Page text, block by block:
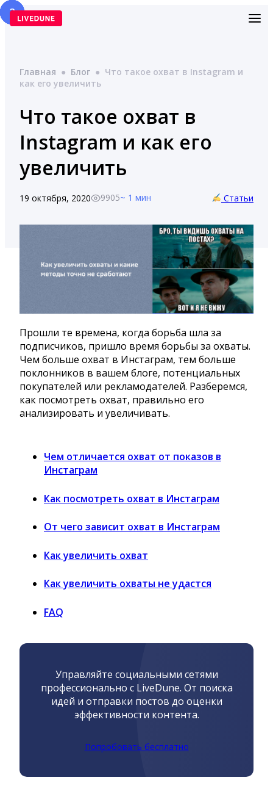
Перейти
к
Главная ● Блог ● Что такое охват в Instagram и
как его увеличить
Что такое охват в
Instagram и как его
увеличить
19 октября, 2020 9905~ 1 мин Статьи
Прошли те времена, когда борьба шла за
подписчиков, пришло время борьбы за охваты.
Чем больше охват в Инстаграм, тем больше
поклонников в вашем блоге, потенциальных
покупателей или рекламодателей. Разберемся,
как посмотреть охват, правильно его
анализировать и увеличивать.
Чем отличается охват от показов в
Инстаграм
Как посмотреть охват в Инстаграм
От чего зависит охват в Инстаграм
Как увеличить охват
Как увеличить охваты не удастся
FAQ
Управляйте социальными сетями
профессионально с LiveDune. От поиска
идей и отправки постов до оценки
эффективности контента.
Попробовать бесплатно